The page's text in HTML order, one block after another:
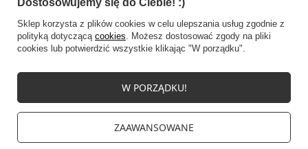
+48 533 372 997 info@specshop.pl
SpecShop.pl,Bałtycka 6, 61-013Poznań
Stawki VAT dla konsumentów z kraju:
Sklep korzysta z plików cookies w celu ulepszania usług zgodnie z
polityką dotyczącą cookies. Możesz dostosować zgody na pliki
cookies lub potwierdzić wszystkie klikając "W porządku".
ZAAWANSOWANE
W PORZĄDKU!